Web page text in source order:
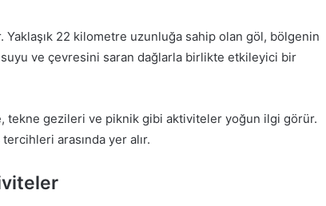
22 kilometre uzunluğa sahip olan göl, bölgenin
ve çevresini saran dağlarla birlikte etkileyici bir
tekne gezileri ve piknik gibi aktiviteler yoğun ilgi görür.
arasında yer alır.